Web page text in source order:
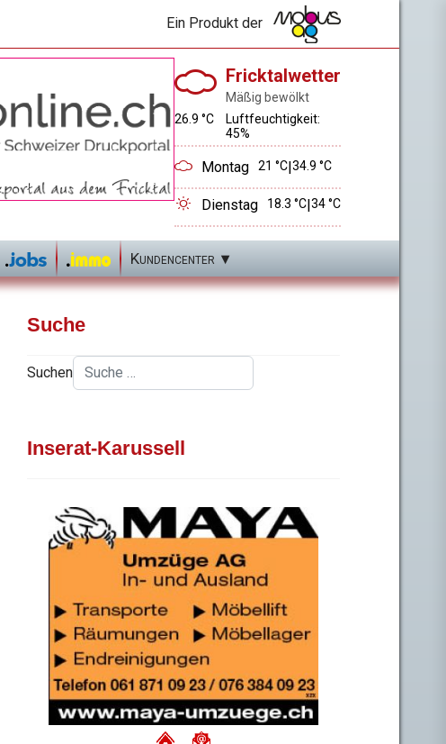
Ein Produkt der
Fricktalwetter
Mäßig bewölkt
26.9 °C
Luftfeuchtigkeit:
45%
Montag 21 °C|34.9 °C
Dienstag 18.3 °C|34 °C
Kundencenter
Suche
Suchen
Inserat-Karussell